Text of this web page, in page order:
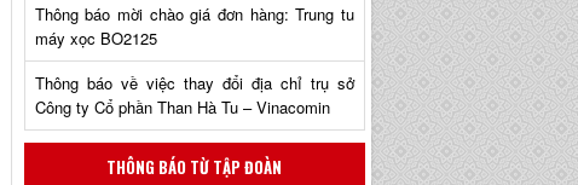
Thông báo mời chào giá đơn hàng: Trung tu
máy xọc BO2125
Thông báo về việc thay đổi địa chỉ trụ sở
Công ty Cổ phần Than Hà Tu – Vinacomin
THÔNG BÁO TỪ TẬP ĐOÀN